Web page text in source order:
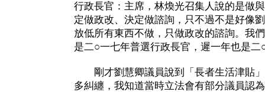
行政長官：主席，林煥光召集人說的是做
定做政改、決定做諮詢，只不過不是好像
放低所有東西不做，只做政改的諮詢。我
是二○一七年普選行政長官，遲一年也是
剛才劉慧卿議員說到「長者生活津貼」
多糾纏，我知道當時立法會有部分議員認